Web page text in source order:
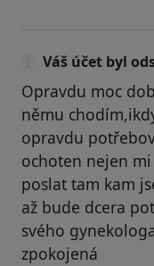
Váš účet byl
Opravdu moc
němu
opravdu
ochoten nejen
poslat tam kam
až bude dcera
svého
zpokojená